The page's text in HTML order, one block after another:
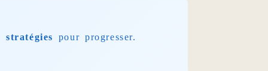
stratégies pour progresser.